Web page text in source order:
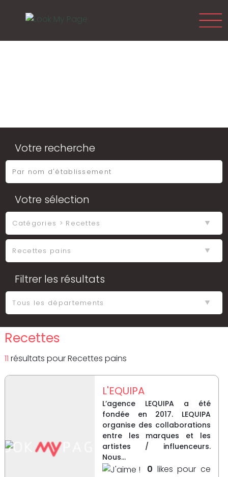
Votre recherche
Votre sélection
Filtrer les résultats
Recettes
11 résultats pourRecettes pains
L'EQUIPA
L’agence LEQUIPA a été
fondée en 2017. LEQUIPA
organise des collaborations
entre les marques et les
artistes / influenceurs.
Nous...
0 likes pour ce